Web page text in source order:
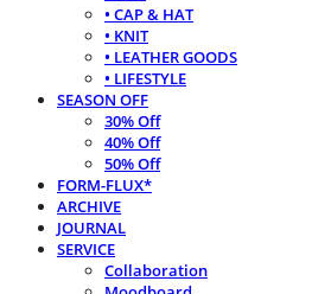
• CAP & HAT
• KNIT
• LEATHER GOODS
• LIFESTYLE
SEASON OFF
30% Off
40% Off
50% Off
FORM-FLUX*
ARCHIVE
JOURNAL
SERVICE
Collaboration